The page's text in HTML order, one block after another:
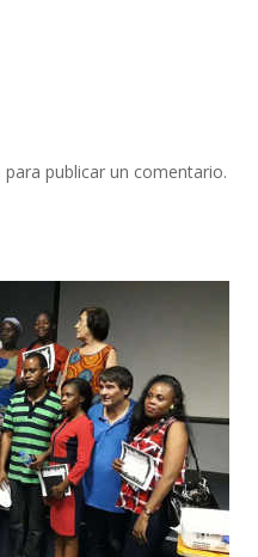
para publicar un comentario.